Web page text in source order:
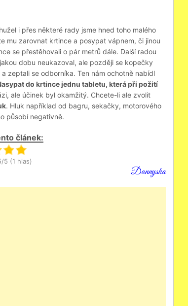
i přes některé rady jsme hned toho malého
mu zarovnat krtince a posypat vápnem, či jinou
se přestěhovali o pár metrů dále. Další radou
dobu neukazoval, ale později se kopečky
zeptali se odborníka. Ten nám ochotně nabídl
do krtince jednu tabletu, která při požití
ale účinek byl okamžitý. Chcete-li ale zvolit
. Hluk například od bagru, sekačky, motorového
působí negativně.
článek:
5 (1 hlas)
Dannyska